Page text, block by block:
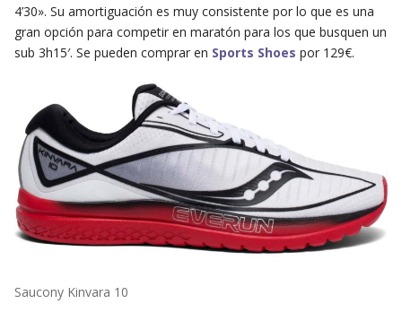
4’30». Su amortiguación es muy consistente por lo que es una
gran opción para competir en maratón para los que busquen un
sub 3h15′. Se pueden comprar en Sports Shoes por 129€.
Saucony Kinvara 10